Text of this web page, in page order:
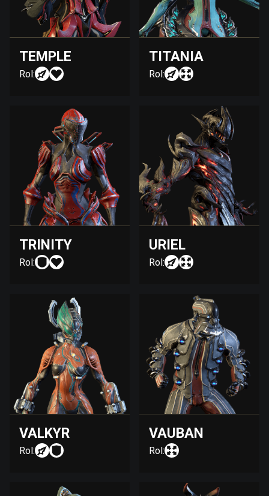
TEMPLE
Rol:
TITANIA
Rol:
TRINITY
Rol:
URIEL
Rol:
VALKYR
Rol:
VAUBAN
Rol: